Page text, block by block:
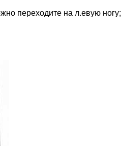
переходите на л.евую ногу;